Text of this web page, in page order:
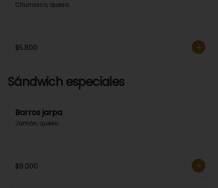
Churrasco, queso.
$5.800
Sándwich especiales
Barros jarpa
Jamón, queso.
$9.000